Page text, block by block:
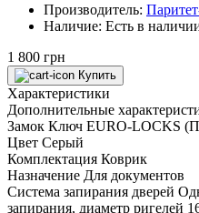
Производитель:
Наличие: Есть в
1 800 грн
Купить
Характеристики
Дополнительные
Замок Ключ EURO-LOCKS
Цвет Серый
Комплектация Коврик
Назначение Для документов
Система запирания дверей
запирания, диаметр ригелей